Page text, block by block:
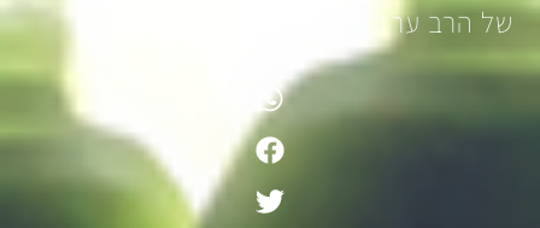
של הרב ערד לשבוע פרשת לך לך